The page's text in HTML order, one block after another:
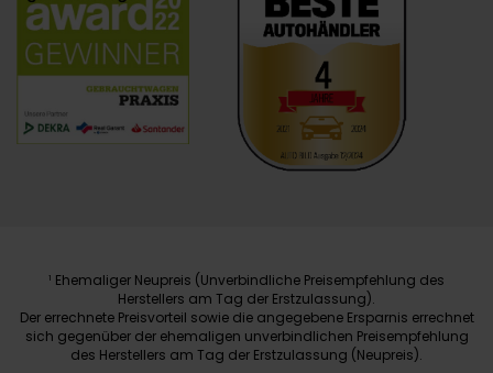
1 Ehemaliger Neupreis (Unverbindliche Preisempfehlung des
Herstellers am Tag der Erstzulassung).
Der errechnete Preisvorteil sowie die angegebene Ersparnis errechnet
sich gegenüber der ehemaligen unverbindlichen Preisempfehlung
des Herstellers am Tag der Erstzulassung (Neupreis).